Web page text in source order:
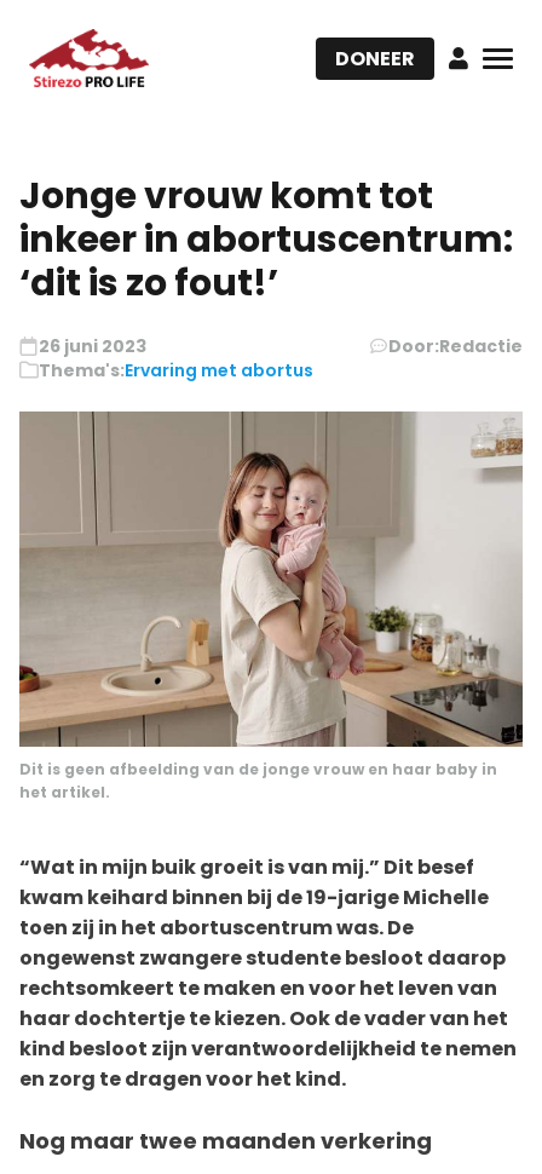
DONEER
Jonge vrouw komt tot
inkeer in abortuscentrum:
‘dit is zo fout!’
26 juni 2023 Door:Redactie
Thema's:Ervaring met abortus
Dit is geen afbeelding van de jonge vrouw en haar baby in
het artikel.
“Wat in mijn buik groeit is van mij.” Dit besef
kwam keihard binnen bij de 19-jarige Michelle
toen zij in het abortuscentrum was. De
ongewenst zwangere studente besloot daarop
rechtsomkeert te maken en voor het leven van
haar dochtertje te kiezen. Ook de vader van het
kind besloot zijn verantwoordelijkheid te nemen
en zorg te dragen voor het kind.
Nog maar twee maanden verkering